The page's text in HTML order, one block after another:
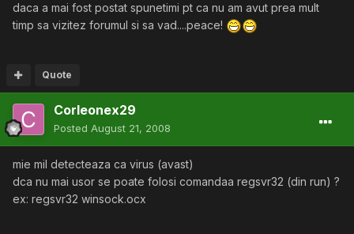
daca a mai fost postat spunetimi pt ca nu am avut prea mult
timp sa vizitez forumul si sa vad....peace!
Quote
Corleonex29
Posted August 21, 2008
mie mil detecteaza ca virus (avast)
dca nu mai usor se poate folosi comandaa regsvr32 (din run) ?
ex: regsvr32 winsock.ocx